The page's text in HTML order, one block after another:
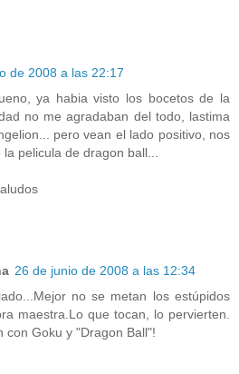
de 2008 a las 22:17
ya habia visto los bocetos de la
no me agradaban del todo, lastima
pero vean el lado positivo, nos
pelicula de dragon ball...
26 de junio de 2008 a las 12:34
no se metan los estúpidos
maestra.Lo que tocan, lo pervierten.
con Goku y "Dragon Ball"!